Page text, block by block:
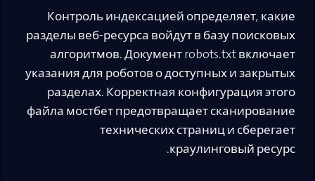
Контроль индексацией определяет, какие
разделы веб-ресурса войдут в базу поисковых
алгоритмов. Документ robots.txt включает
указания для роботов о доступных и закрытых
разделах. Корректная конфигурация этого
файла мостбет предотвращает сканирование
технических страниц и сберегает
краулинговый ресурс.